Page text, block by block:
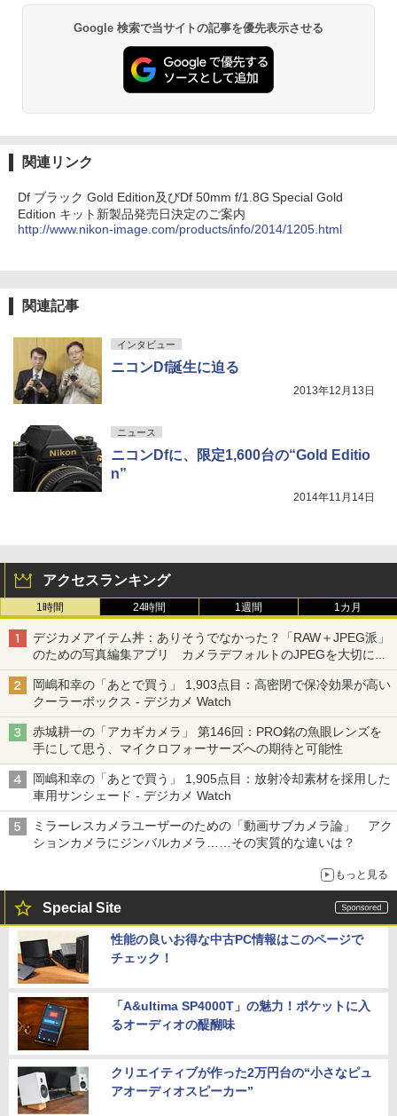
Google 検索で当サイトの記事を優先表示させる
関連リンク
Df ブラック Gold Edition及びDf 50mm f/1.8G Special Gold
Edition キット新製品発売日決定のご案内
http://www.nikon-image.com/products/info/2014/1205.html
関連記事
インタビュー
ニコンDf誕生に迫る
2013年12月13日
ニュース
ニコンDfに、限定1,600台の“Gold Editio
n”
2014年11月14日
アクセスランキング
1時間 24時間 1週間 1カ月
デジカメアイテム丼：ありそうでなかった？「RAW＋JPEG派」
のための写真編集アプリ カメラデフォルトのJPEGを大切にす
る「Filmator」
岡嶋和幸の「あとで買う」 1,903点目：高密閉で保冷効果が高い
クーラーボックス - デジカメ Watch
赤城耕一の「アカギカメラ」 第146回：PRO銘の魚眼レンズを
手にして思う、マイクロフォーサーズへの期待と可能性
岡嶋和幸の「あとで買う」 1,905点目：放射冷却素材を採用した
車用サンシェード - デジカメ Watch
ミラーレスカメラユーザーのための「動画サブカメラ論」 アク
ションカメラにジンバルカメラ……その実質的な違いは？
もっと見る
Special Site
性能の良いお得な中古PC情報はこのページで
チェック！
「A&ultima SP4000T」の魅力！ポケットに入
るオーディオの醍醐味
クリエイティブが作った2万円台の“小さなピュ
アオーディオスピーカー”